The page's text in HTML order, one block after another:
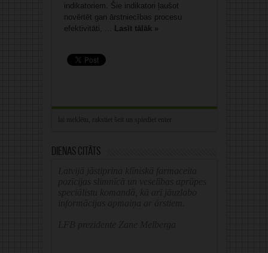
indikatoriem. Šie indikatori ļaušot
novērtēt gan ārstniecības procesu
efektivitāti, ... Lasīt tālāk »
Dienas citāts